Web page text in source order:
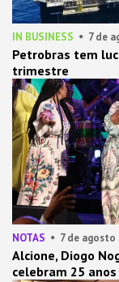
IN BUSINESS 7 de
Petrobras tem
trimestre
NOTAS 7 de agosto
Alcione, Diogo
celebram 25